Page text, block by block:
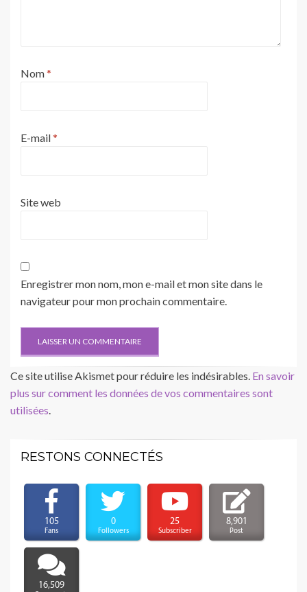
Nom*
E-mail*
Site web
Enregistrer mon nom, mon e-mail et mon site dans le
navigateur pour mon prochain commentaire.
Ce site utilise Akismet pour réduire les indésirables. En savoir
plus sur comment les données de vos commentaires sont
utilisées.
RESTONS CONNECTÉS
105
Fans
0
Followers
25
Subscriber
8,901
Post
16,509